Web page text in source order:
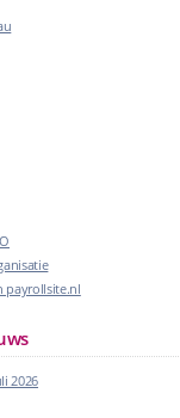
payrollsite.nl
2026